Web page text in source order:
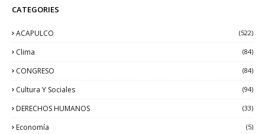
CATEGORIES
ACAPULCO (522)
Clima (84)
CONGRESO (84)
Cultura Y Sociales (94)
DERECHOS HUMANOS (33)
Economía (5)